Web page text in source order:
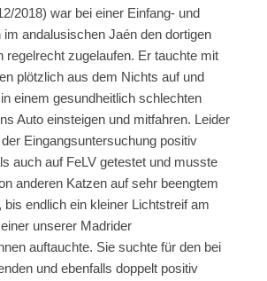
2018) war bei einer Einfang- und
andalusischen Jaén den dortigen
regelrecht zugelaufen. Er tauchte mit
plötzlich aus dem Nichts auf und
einem gesundheitlich schlechten
Auto einsteigen und mitfahren. Leider
Eingangsuntersuchung positiv
auch auf FeLV getestet und musste
anderen Katzen auf sehr beengtem
bis endlich ein kleiner Lichtstreif am
unserer Madrider
auftauchte. Sie suchte für den bei
und ebenfalls doppelt positiv